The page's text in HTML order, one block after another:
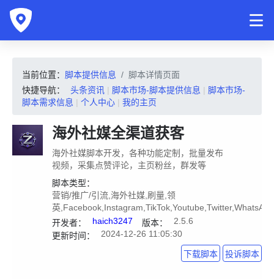
当前位置： 脚本提供信息
脚本详情页面
快捷导航：
头条资讯 | 脚本市场-脚本提供信息 | 脚本市场-
脚本需求信息 | 个人中心 | 我的主页
海外社媒全渠道获客
海外社媒脚本开发，各种功能定制，批量发布
视频，采集点赞评论，主页粉丝，群发等
脚本类型：
营销/推广/引流,海外社媒,刷量,领
英
开发者：
haich3247 版本：
2.5.6
更新时间：
2024-12-26 11:05:30
下载脚本 投诉脚本